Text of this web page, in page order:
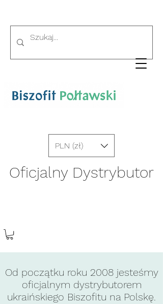
PLN (zł)
Oficjalny Dystrybutor
Od początku roku 2008 jesteśmy
oficjalnym dystrybutorem
ukraińskiego Biszofitu na Polskę.